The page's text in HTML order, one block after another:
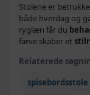
Stolene er
både hverdag og
ryglæn får du
farve skaber et
Relaterede
spisebordsstole